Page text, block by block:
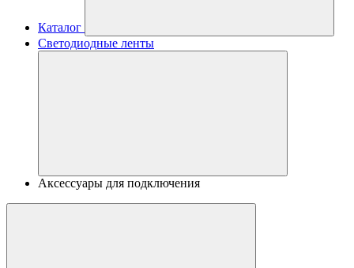
Каталог
Светодиодные ленты
Аксессуары для подключения